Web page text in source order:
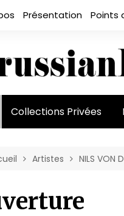
Présentation Points
Collections Privées
Artistes NILS VON